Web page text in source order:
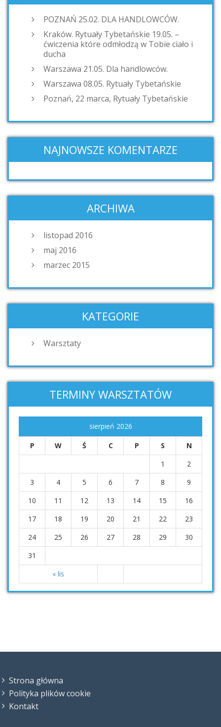
POZNAŃ 25.02. DLA HANDLOWCÓW.
Kraków. Rytuały Tybetańskie 19.05. –
ćwiczenia które odmłodzą w Tobie ciało i
ducha
Warszawa 21.05. Dla handlowców.
Warszawa 08.05. Rytuały Tybetańskie
Poznań, 22 marca, Rytuały Tybetańskie
NAJNOWSZE KOMENTARZE
ARCHIWA
listopad 2016
maj 2016
marzec 2015
KATEGORIE
Warsztaty
TERMINY WARSZTATÓW
sierpień 2026
P W Ś C P S N
« lis
1
2
3
4 5 6 7 8
9
10
11 12 13 14 15
16
17
18 19 20 21 22
23
24
25 26 27 28 29
30
31
Strona główna
Polityka plików cookie
Kontakt